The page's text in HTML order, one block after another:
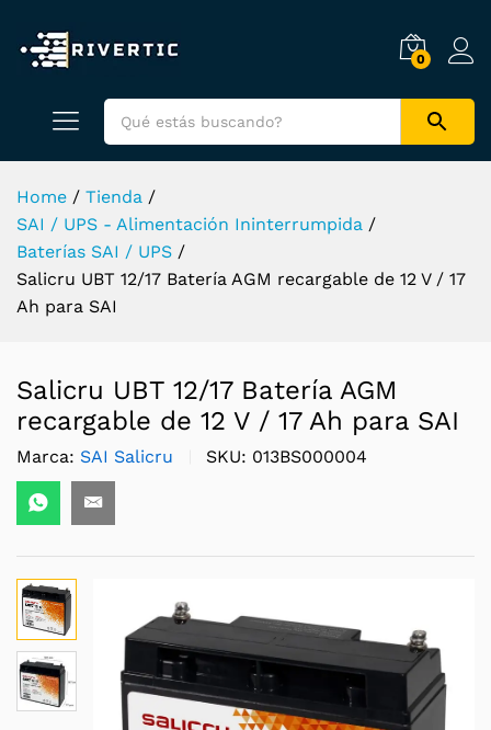
0
Home / Tienda /
SAI / UPS - Alimentación Ininterrumpida /
Baterías SAI / UPS /
Salicru UBT 12/17 Batería AGM recargable de 12 V / 17
Ah para SAI
Salicru UBT 12/17 Batería AGM
recargable de 12 V / 17 Ah para SAI
Marca: SAI Salicru SKU: 013BS000004